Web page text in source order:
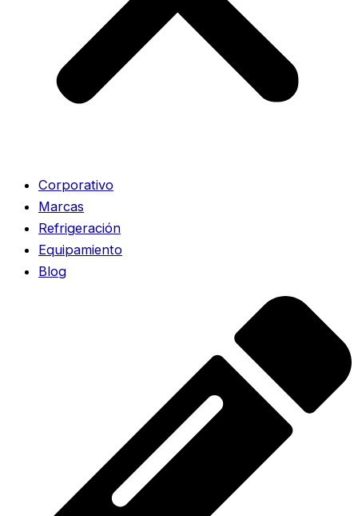
Corporativo
Marcas
Refrigeración
Equipamiento
Blog